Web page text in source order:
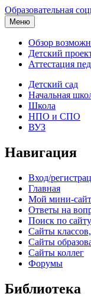
Образовательная
Меню
Обзор
Детский
Аттестация
Детский сад
Начальная
Школа
НПО и СПО
ВУЗ
Навигация
Вход/
Главная
Мой мини-сайт
Ответы на
Поиск по сайту
Сайты
Сайты
Сайты коллег
Форумы
Библиотека